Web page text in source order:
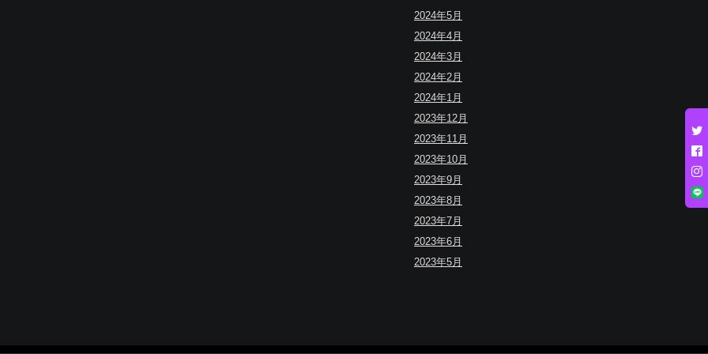
2024年5月
2024年4月
2024年3月
2024年2月
2024年1月
2023年12月
2023年11月
2023年10月
2023年9月
2023年8月
2023年7月
2023年6月
2023年5月